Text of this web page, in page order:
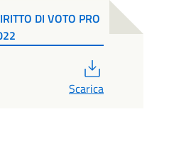
DI VOTO PRO
Scarica